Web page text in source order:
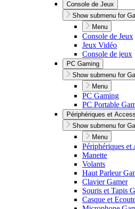
Console de Jeux
Show submenu for
Menu
Console de Jeux
Jeux Vidéo
Console de jeux
PC Gaming
Show submenu for
Menu
PC Gaming
PC Portable
Périphériques et
Show submenu for
Menu
Périphériques et
Manette
Volants
Haut Parleur
Clavier Gamer
Souris et Tapis
Casque et